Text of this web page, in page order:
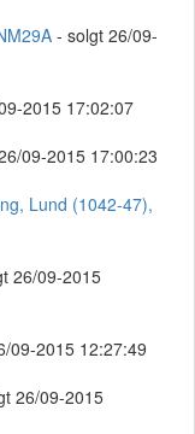
- solgt 26/09-
2015 17:02:07
09-2015 17:00:23
Lund (1042-47),
26/09-2015
09-2015 12:27:49
26/09-2015